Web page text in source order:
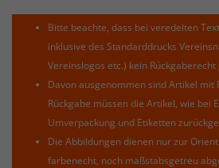
Bitte beachte, dass bei veredelten
inklusive des Standarddrucks
Vereinslogos etc.) kein Rückgaberecht
Davon ausgenommen sind Artikel mit
Rückgabe müssen die Artikel, wie bei
Umverpackung und Etiketten
Die Abbildungen dienen nur zur
farbenecht, noch maßstabsgetreu